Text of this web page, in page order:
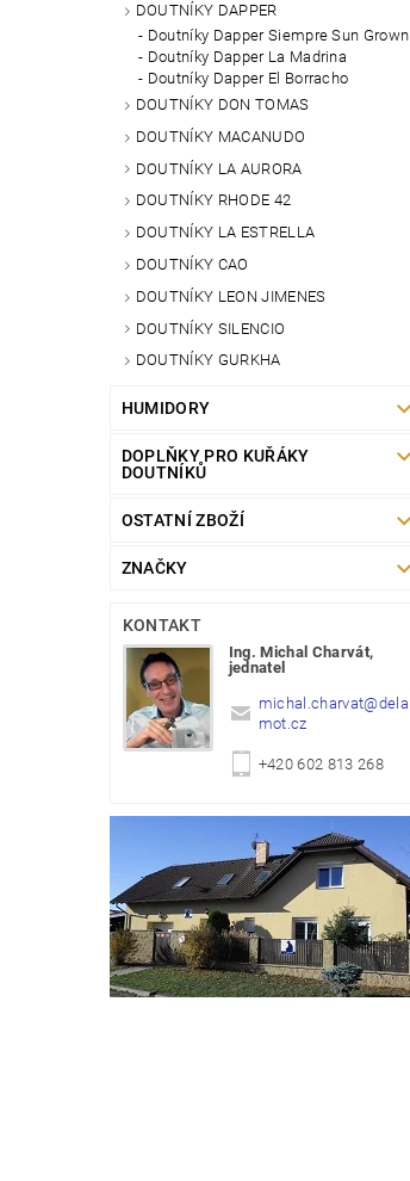
DOUTNÍKY DAPPER
Doutníky Dapper Siempre Sun Grown
Doutníky Dapper La Madrina
Doutníky Dapper El Borracho
DOUTNÍKY DON TOMAS
DOUTNÍKY MACANUDO
DOUTNÍKY LA AURORA
DOUTNÍKY RHODE 42
DOUTNÍKY LA ESTRELLA
DOUTNÍKY CAO
DOUTNÍKY LEON JIMENES
DOUTNÍKY SILENCIO
DOUTNÍKY GURKHA
HUMIDORY
DOPLŇKY PRO KUŘÁKY
DOUTNÍKŮ
OSTATNÍ ZBOŽÍ
ZNAČKY
KONTAKT
Ing. Michal Charvát,
jednatel
michal.charvat@dela
mot.cz
+420 602 813 268